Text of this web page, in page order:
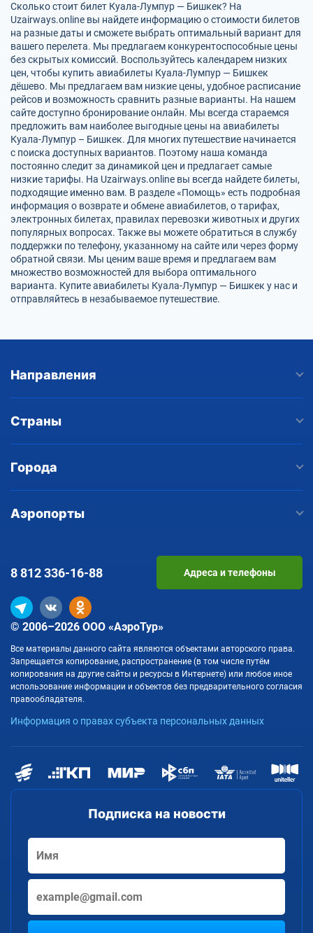
Сколько стоит билет Куала-Лумпур — Бишкек? На
Uzairways.online вы найдете информацию о стоимости билетов
на разные даты и сможете выбрать оптимальный вариант для
вашего перелета. Мы предлагаем конкурентоспособные цены
без скрытых комиссий. Воспользуйтесь календарем низких
цен, чтобы купить авиабилеты Куала-Лумпур — Бишкек
дёшево. Мы предлагаем вам низкие цены, удобное расписание
рейсов и возможность сравнить разные варианты. На нашем
сайте доступно бронирование онлайн. Мы всегда стараемся
предложить вам наиболее выгодные цены на авиабилеты
Куала-Лумпур – Бишкек. Для многих путешествие начинается
с поиска доступных вариантов. Поэтому наша команда
постоянно следит за динамикой цен и предлагает самые
низкие тарифы. На Uzairways.online вы всегда найдете билеты,
подходящие именно вам. В разделе «Помощь» есть подробная
информация о возврате и обмене авиабилетов, о тарифах,
электронных билетах, правилах перевозки животных и других
популярных вопросах. Также вы можете обратиться в службу
поддержки по телефону, указанному на сайте или через форму
обратной связи. Мы ценим ваше время и предлагаем вам
множество возможностей для выбора оптимального
варианта. Купите авиабилеты Куала-Лумпур — Бишкек у нас и
отправляйтесь в незабываемое путешествие.
Направления
Страны
Города
Аэропорты
Подписка на новости
© 2006–2026 ООО «АэроТур»
Все материалы данного сайта являются объектами авторского права.
Запрещается копирование, распространение (в том числе путём
копирования на другие сайты и ресурсы в Интернете) или любое иное
использование информации и объектов без предварительного согласия
правообладателя.
Информация о правах субъекта персональных данных
8 812336-16-88 Адреса и телефоны